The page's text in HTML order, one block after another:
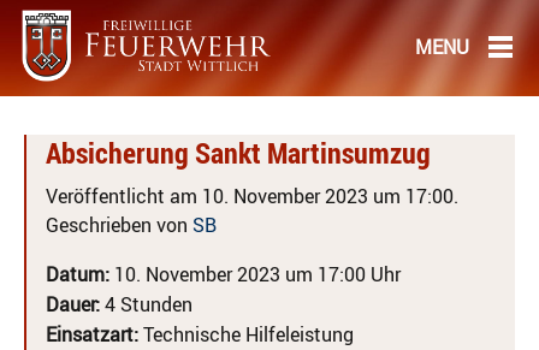
Absicherung Sankt Martinsumzug
Veröffentlicht am 10. November 2023 um 17:00.
Geschrieben von SB
Datum: 10. November 2023 um 17:00 Uhr
Dauer:4 Stunden
Einsatzart:Technische Hilfeleistung